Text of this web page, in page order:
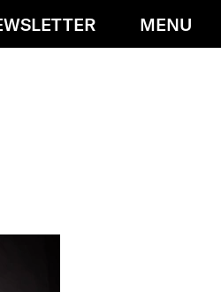
MENU